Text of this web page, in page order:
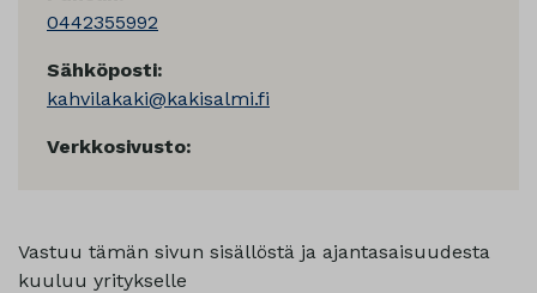
0442355992
Sähköposti:
kahvilakaki@kakisalmi.fi
Verkkosivusto:
Vastuu tämän sivun sisällöstä ja ajantasaisuudesta
kuuluu yritykselle